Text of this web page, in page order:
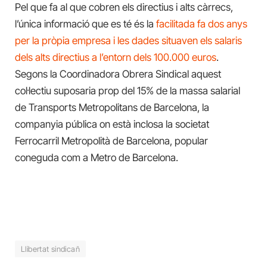
Pel que fa al que cobren els directius i alts càrrecs,
l’única informació que es té és la facilitada fa dos anys
per la pròpia empresa i les dades situaven els salaris
dels alts directius a l’entorn dels 100.000 euros.
Segons la Coordinadora Obrera Sindical aquest
col·lectiu suposaria prop del 15% de la massa salarial
de Transports Metropolitans de Barcelona, la
companyia pública on està inclosa la societat
Ferrocarril Metropolità de Barcelona, popular
coneguda com a Metro de Barcelona.
Llibertat sindicañ